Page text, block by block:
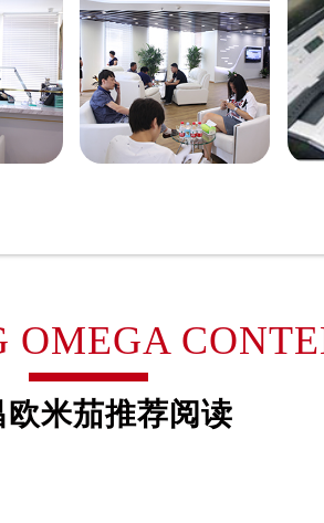
欧米茄售后服务中心（需提前预约）
米茄售后服务中心（需提前预约）
室欧米茄售后服务中心（需提前预约）
米茄售后服务中心（需提前预约）
中心（需提前预约）
中心（需提前预约）
需提前预约）
提前预约）
（需提前预约）
（需提前预约）
（需提前预约）
心（需提前预约）
）
OMEGA
欧米茄推荐阅读